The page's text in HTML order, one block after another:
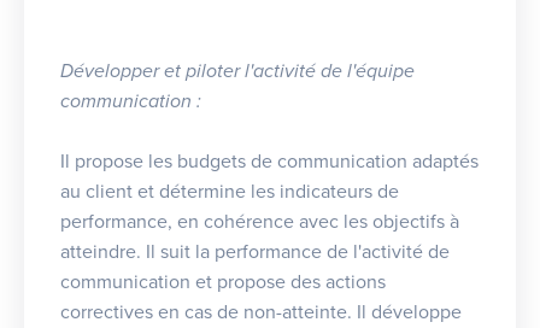
Développer et piloter l'activité de l'équipe
communication :
Il propose les budgets de communication adaptés
au client et détermine les indicateurs de
performance, en cohérence avec les objectifs à
atteindre. Il suit la performance de l'activité de
communication et propose des actions
correctives en cas de non-atteinte. Il développe